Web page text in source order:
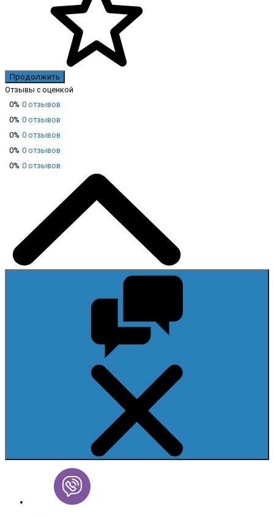
Продолжить
Отзывы с оценкой
0% 0 отзывов
0% 0 отзывов
0% 0 отзывов
0% 0 отзывов
0% 0 отзывов